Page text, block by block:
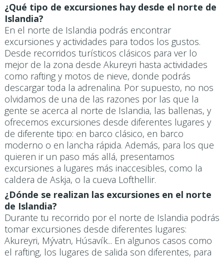
¿Qué tipo de excursiones hay desde el norte de
Islandia?
En el norte de Islandia podrás encontrar
excursiones y actividades para todos los gustos.
Desde recorridos turísticos clásicos para ver lo
mejor de la zona desde Akureyri hasta actividades
como rafting y motos de nieve, donde podrás
descargar toda la adrenalina. Por supuesto, no nos
olvidamos de una de las razones por las que la
gente se acerca al norte de Islandia, las ballenas, y
ofrecemos excursiones desde diferentes lugares y
de diferente tipo: en barco clásico, en barco
moderno o en lancha rápida. Además, para los que
quieren ir un paso más allá, presentamos
excursiones a lugares más inaccesibles, como la
caldera de Askja, o la cueva Lofthellir.
¿Dónde se realizan las excursiones en el norte
de Islandia?
Durante tu recorrido por el norte de Islandia podrás
tomar excursiones desde diferentes lugares:
Akureyri, Mývatn, Húsavík... En algunos casos como
el rafting, los lugares de salida son diferentes, para